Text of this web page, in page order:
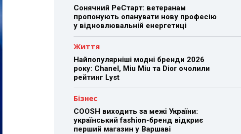
Сонячний РеСтарт: ветеранам
пропонують опанувати нову професію
у відновлювальній енергетиці
Життя
Найпопулярніші модні бренди 2026
року: Chanel, Miu Miu та Dior очолили
рейтинг Lyst
Бізнес
COOSH виходить за межі України:
український fashion-бренд відкриє
перший магазин у Варшаві